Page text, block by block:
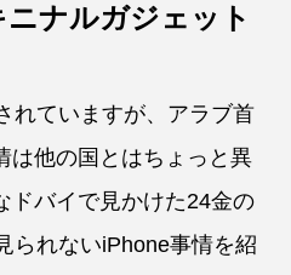
ナルガジェット
れていますが、アラブ首
は他の国とはちょっと異
ドバイで見かけた24金の
られないiPhone事情を紹